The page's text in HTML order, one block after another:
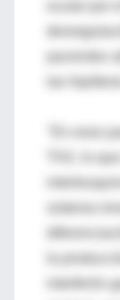
sistema
la
interferón